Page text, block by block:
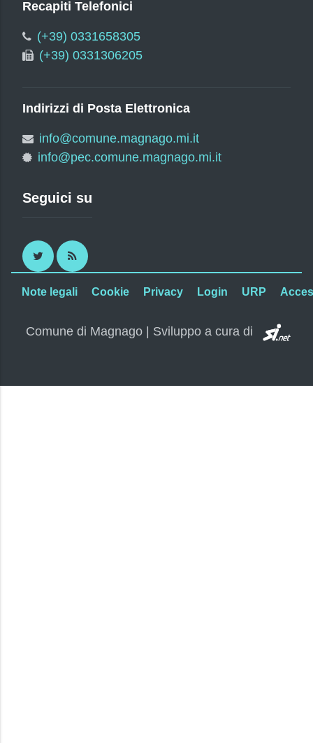
Recapiti Telefonici
(+39) 0331658305
(+39) 0331306205
Indirizzi di Posta Elettronica
info@comune.magnago.mi.it
info@pec.comune.magnago.mi.it
Seguici su
Twitter RSS
Note legali Cookie Privacy Login URP
Comune di Magnago | Sviluppo a cura di